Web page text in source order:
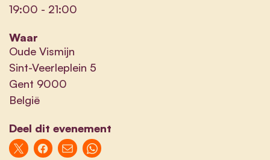
19:00 - 21:00
Waar
Oude Vismijn
Sint-Veerleplein 5
Gent 9000
België
Deel dit evenement